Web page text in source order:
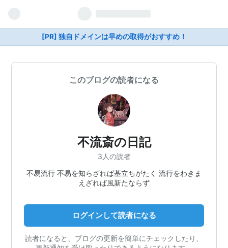
[PR] 独自ドメインは早めの取得がおすすめ！
このブログの読者になる
不流斎の日記
3人の読者
不易流行 不易を知らざれば基立ちがたく 流行をわきま
えざれば風新たならず
ログインして読者になる
読者になると、ブログの更新を簡単にチェックしたり、